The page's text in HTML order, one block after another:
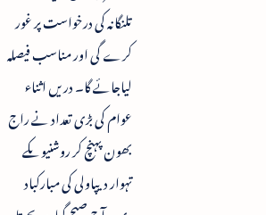
تلنگانہ کی درخواست پر غور
کرے گی اور مناسب فیصلہ
لیاجائے گا۔ دریں اثناء
عوام کی بڑی تعداد نے راج
بھون پہنچ کر روشنیوںکے
تہوار دیپاولی کی مبارکباد